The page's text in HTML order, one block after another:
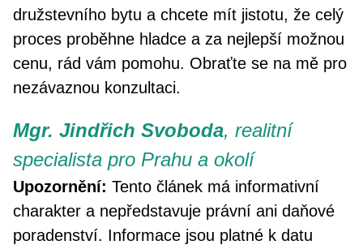
družstevního bytu a chcete mít jistotu, že celý
proces proběhne hladce a za nejlepší možnou
cenu, rád vám pomohu. Obraťte se na mě pro
nezávaznou konzultaci.
Mgr. Jindřich Svoboda, realitní
specialista pro Prahu a okolí
Upozornění: Tento článek má informativní
charakter a nepředstavuje právní ani daňové
poradenství. Informace jsou platné k datu